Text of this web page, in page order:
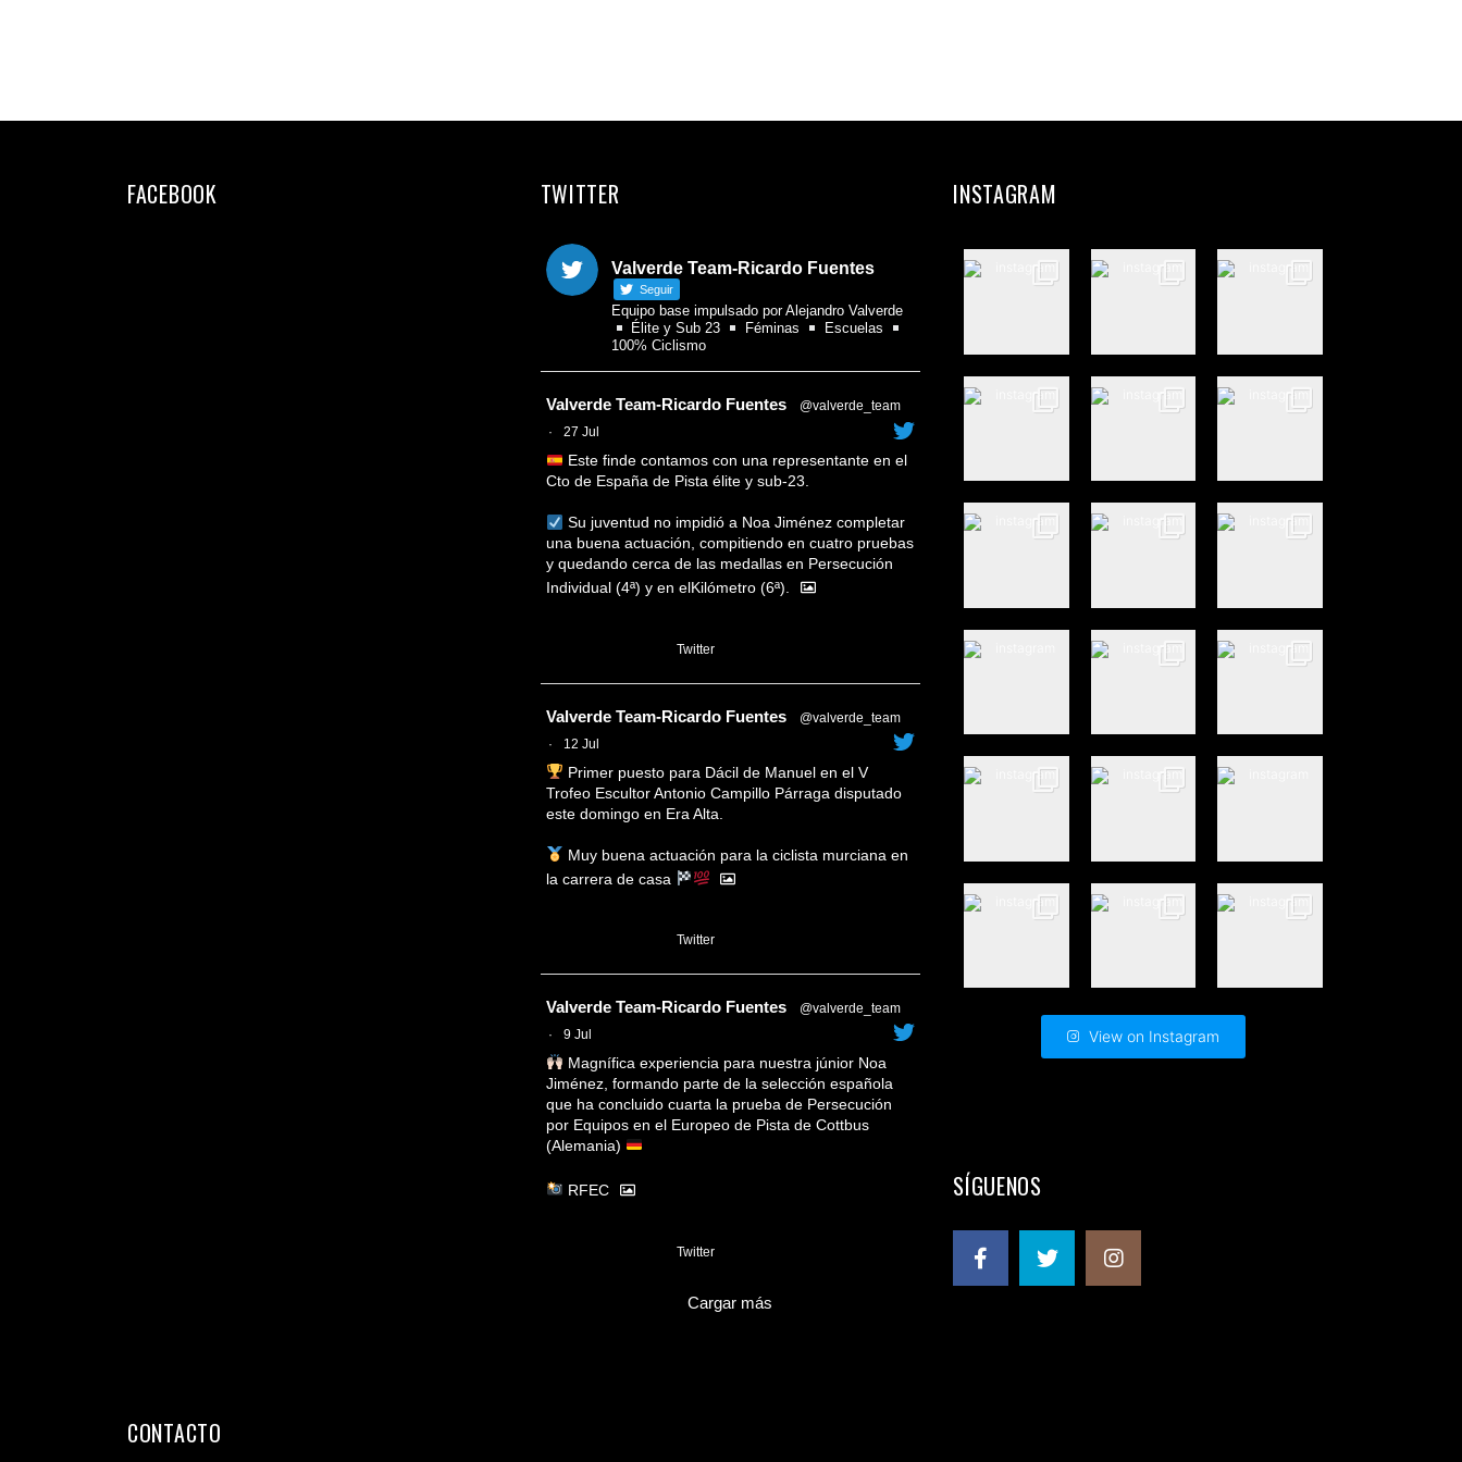
Compartir
FACEBOOK TWITTER
Valverde Team-Ricardo Fuentes
Seguir
Equipo base impulsado por Alejandro Valverde
Élite y Sub 23
Féminas
Escuelas
100% Ciclismo
Valverde Team-Ricardo Fuentes
@valverde_team
·
27 Jul
Este finde contamos con una representante en el
Cto de España de Pista élite y sub-23.
Su juventud no impidió a Noa Jiménez completar
una buena actuación, compitiendo en cuatro pruebas
y quedando cerca de las medallas en Persecución
Individual (4ª) y en elKilómetro (6ª).
Twitter
Valverde Team-Ricardo Fuentes
@valverde_team
·
12 Jul
Primer puesto para Dácil de Manuel en el V
Trofeo Escultor Antonio Campillo Párraga disputado
este domingo en Era Alta.
Muy buena actuación para la ciclista murciana en
la carrera de casa
Twitter
Valverde Team-Ricardo Fuentes
@valverde_team
·
9 Jul
Magnífica experiencia para nuestra júnior Noa
Jiménez, formando parte de la selección española
que ha concluido cuarta la prueba de Persecución
por Equipos en el Europeo de Pista de Cottbus
(Alemania)
RFEC
Twitter
Cargar más
INSTAGRAM
View on Instagram
SÍGUENOS
CONTACTO